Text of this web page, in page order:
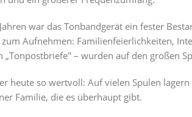
war das Tonbandgerät ein fester
Aufnehmen: Familienfeierlichkeiten,
„Tonpostbriefe" – wurden auf den großen
heute so wertvoll: Auf vielen Spulen
Familie, die es überhaupt gibt.